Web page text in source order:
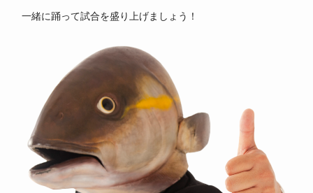
一緒に踊って試合を盛り上げましょう！